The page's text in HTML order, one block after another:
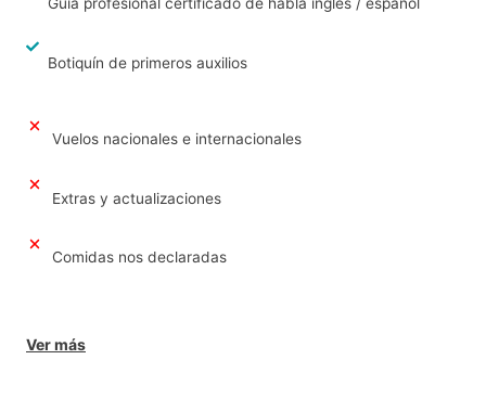
Guía profesional certificado de habla inglés / español
Botiquín de primeros auxilios
Vuelos nacionales e internacionales
Extras y actualizaciones
Comidas nos declaradas
Ver más